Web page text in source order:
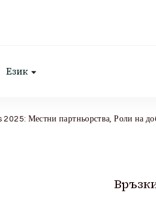
Език
Местни партньорства, Роли на